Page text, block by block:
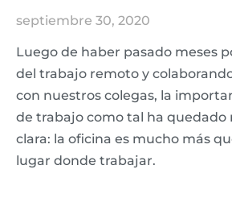
septiembre 30, 2020
Luego de haber pasado meses
del trabajo remoto y
con nuestros colegas, la
de trabajo como tal ha quedado
clara: la oficina es mucho más
lugar donde trabajar.